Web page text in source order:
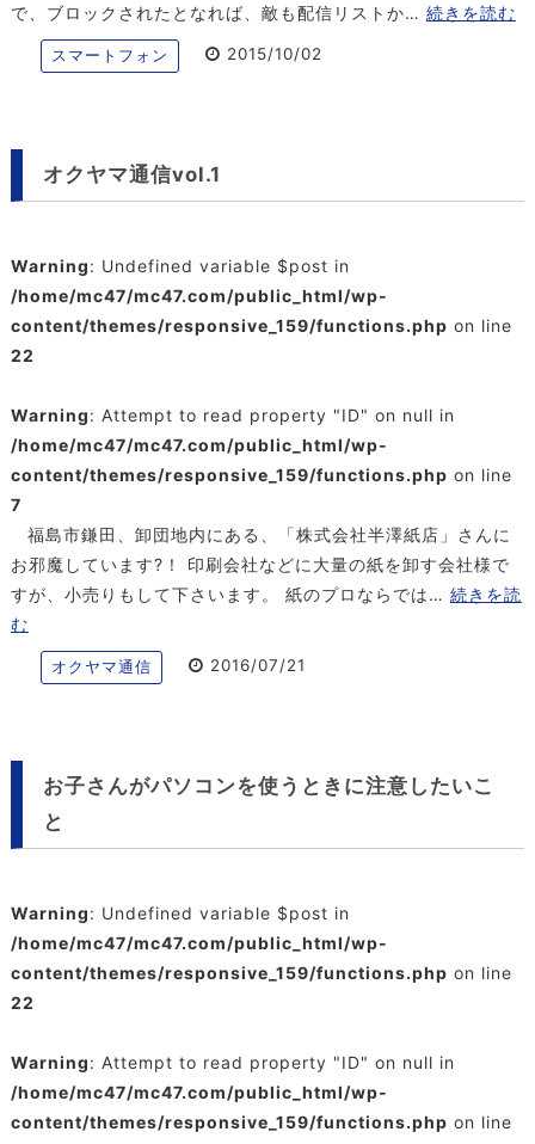
で、ブロックされたとなれば、敵も配信リストか… 続きを読む
スマートフォン 2015/10/02
オクヤマ通信vol.1
Warning: Undefined variable $post in
/home/mc47/mc47.com/public_html/wp-
content/themes/responsive_159/functions.php on line
22
Warning: Attempt to read property "ID" on null in
/home/mc47/mc47.com/public_html/wp-
content/themes/responsive_159/functions.php on line
7
福島市鎌田、卸団地内にある、「株式会社半澤紙店」さんに
お邪魔しています?！ 印刷会社などに大量の紙を卸す会社様で
すが、小売りもして下さいます。 紙のプロならでは… 続きを読
む
オクヤマ通信 2016/07/21
お子さんがパソコンを使うときに注意したいこ
と
Warning: Undefined variable $post in
/home/mc47/mc47.com/public_html/wp-
content/themes/responsive_159/functions.php on line
22
Warning: Attempt to read property "ID" on null in
/home/mc47/mc47.com/public_html/wp-
content/themes/responsive_159/functions.php on line